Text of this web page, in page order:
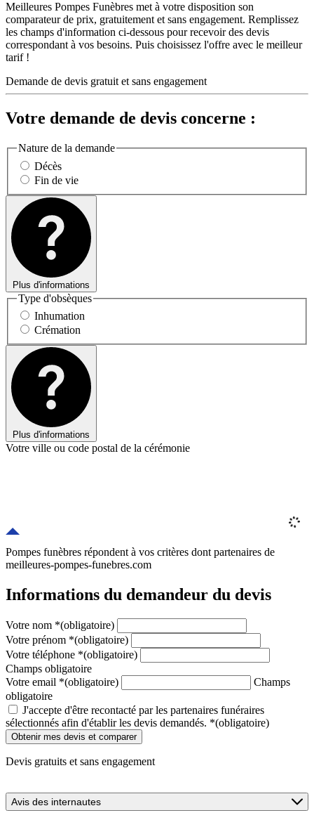
Meilleures Pompes Funèbres met à votre disposition son
comparateur de prix, gratuitement et sans engagement. Remplissez
les champs d'information ci-dessous pour recevoir des devis
correspondant à vos besoins. Puis choisissez l'offre avec le meilleur
tarif !
Demande de devis gratuit et sans engagement
Votre demande de devis concerne :
Nature de la demande
Décès
Fin de vie
Plus d'informations
Type d'obsèques
Inhumation
Crémation
Plus d'informations
Votre ville ou code postal de la cérémonie
Pompes funèbres répondent à vos critères dont partenaires de
meilleures-pompes-funebres.com
Informations du demandeur du devis
Votre nom *(obligatoire)
Votre prénom *(obligatoire)
Votre téléphone *(obligatoire)
Champs obligatoire
Votre email *(obligatoire)
Champs
obligatoire
J'accepte d'être recontacté par les partenaires funéraires
sélectionnés afin d'établir les devis demandés. *(obligatoire)
Devis gratuits et sans engagement
Avis des internautes